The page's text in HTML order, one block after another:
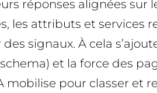
réponses alignées sur
les attributs et services
signaux. À cela
et la force des
mobilise pour classer et